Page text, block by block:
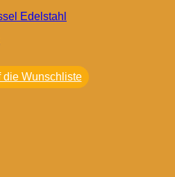
Edelstahl
die Wunschliste